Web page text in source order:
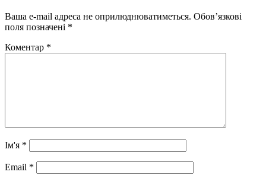
Ваша e-mail адреса не оприлюднюватиметься. Обов’язкові
поля позначені *
Коментар *
Ім'я *
Email *